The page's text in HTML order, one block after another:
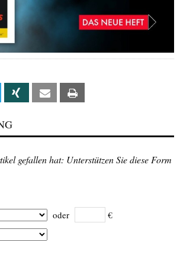
Linkedin Xing Email
gefallen hat: Unterstützen Sie diese Form
oder €